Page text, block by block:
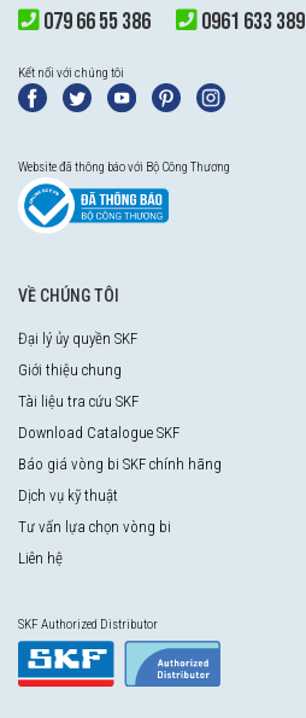
079 66 55 386 0961 633 389
Kết nối với chúng tôi
Website đã thông báo với Bộ Công Thương
VỀ CHÚNG TÔI
Đại lý ủy quyền SKF
Giới thiệu chung
Tài liệu tra cứu SKF
Download Catalogue SKF
Báo giá vòng bi SKF chính hãng
Dịch vụ kỹ thuật
Tư vấn lựa chọn vòng bi
Liên hệ
SKF Authorized Distributor